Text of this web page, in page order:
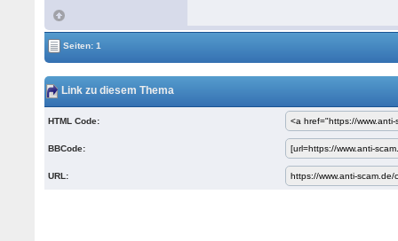
Seiten: 1
Link zu diesem Thema
HTML Code:
BBCode:
URL: